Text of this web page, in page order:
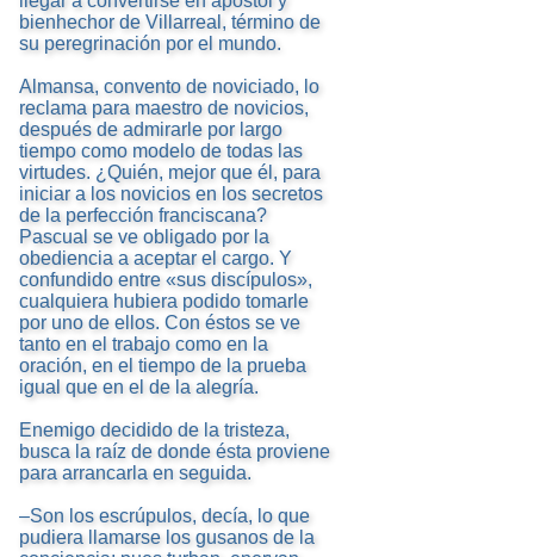
bienhechor de Villarreal, término de
su peregrinación por el mundo.
Almansa, convento de noviciado, lo
reclama para maestro de novicios,
después de admirarle por largo
tiempo como modelo de todas las
virtudes. ¿Quién, mejor que él, para
iniciar a los novicios en los secretos
de la perfección franciscana?
Pascual se ve obligado por la
obediencia a aceptar el cargo. Y
confundido entre «sus discípulos»,
cualquiera hubiera podido tomarle
por uno de ellos. Con éstos se ve
tanto en el trabajo como en la
oración, en el tiempo de la prueba
igual que en el de la alegría.
Enemigo decidido de la tristeza,
busca la raíz de donde ésta proviene
para arrancarla en seguida.
–Son los escrúpulos, decía, lo que
pudiera llamarse los gusanos de la